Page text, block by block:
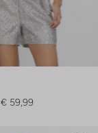
€ 59,99